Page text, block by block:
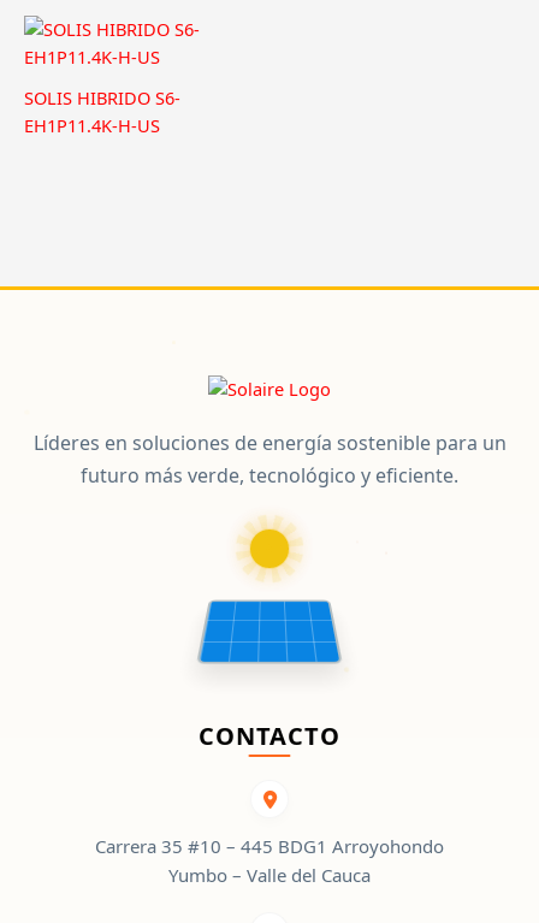
SOLIS HIBRIDO S6-
EH1P11.4K-H-US
Líderes en soluciones de energía sostenible para un
futuro más verde, tecnológico y eficiente.
CONTACTO
Carrera 35 #10 – 445 BDG1 Arroyohondo
Yumbo – Valle del Cauca